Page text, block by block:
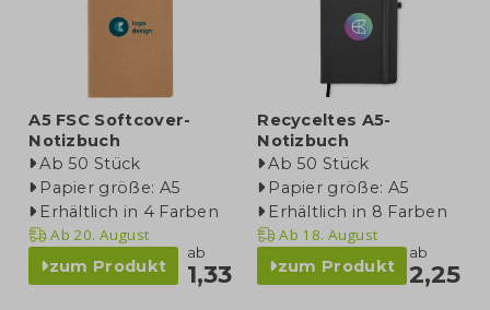
A5 FSC Softcover-
Notizbuch
Ab 50 Stück
Papier größe: A5
Erhältlich in 4 Farben
Ab 20. August
zum Produkt
ab
1,33
Recyceltes A5-
Notizbuch
Ab 50 Stück
Papier größe: A5
Erhältlich in 8 Farben
Ab 18. August
zum Produkt
ab
2,25